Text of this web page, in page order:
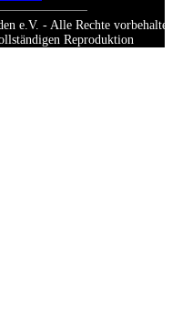
e.V. - Alle Rechte
Reproduktion